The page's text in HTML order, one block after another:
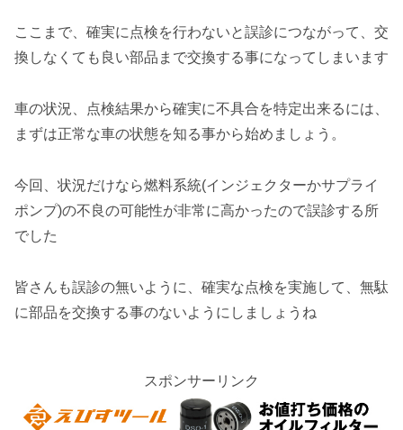
ここまで、確実に点検を行わないと誤診につながって、交
換しなくても良い部品まで交換する事になってしまいます
車の状況、点検結果から確実に不具合を特定出来るには、
まずは正常な車の状態を知る事から始めましょう。
今回、状況だけなら燃料系統(インジェクターかサプライ
ポンプ)の不良の可能性が非常に高かったので誤診する所
でした
皆さんも誤診の無いように、確実な点検を実施して、無駄
に部品を交換する事のないようにしましょうね
スポンサーリンク